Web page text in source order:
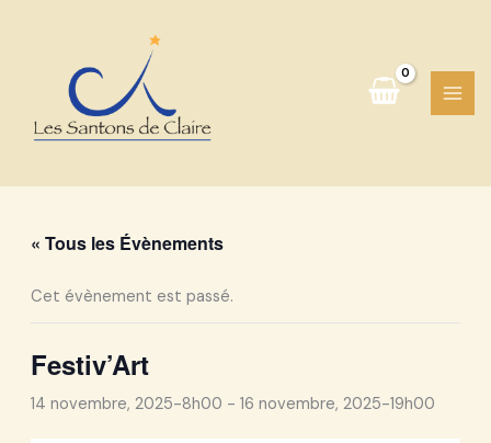
« Tous les Évènements
Cet évènement est passé.
Festiv’Art
14 novembre, 2025-8h00 - 16 novembre, 2025-19h00